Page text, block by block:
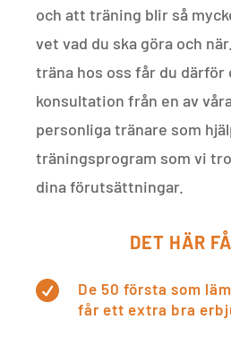
och att träning blir så
vet vad du ska göra och
träna hos oss får du därför
konsultation från en av
personliga tränare som
träningsprogram som vi
dina förutsättningar.
DET HÄR

De 50 första som
får ett extra bra